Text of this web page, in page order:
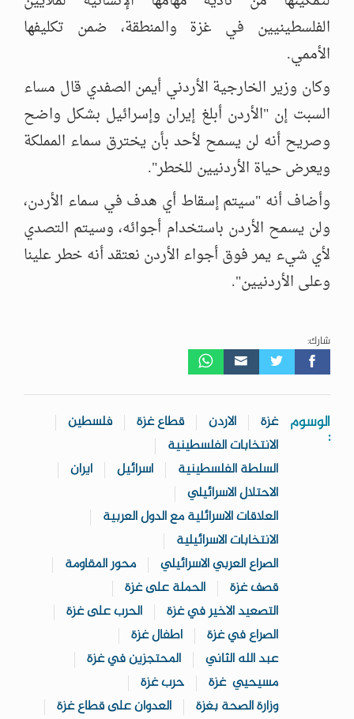
الفلسطينيين في غزة والمنطقة، ضمن تكليفها
الأممي.
وكان وزير الخارجية الأردني أيمن الصفدي قال مساء
السبت إن "الأردن أبلغ إيران وإسرائيل بشكل واضح
وصريح أنه لن يسمح لأحد بأن يخترق سماء المملكة
ويعرض حياة الأردنيين للخطر".
وأضاف أنه "سيتم إسقاط أي هدف في سماء الأردن،
ولن يسمح الأردن باستخدام أجوائه، وسيتم التصدي
لأي شيء يمر فوق أجواء الأردن نعتقد أنه خطر علينا
وعلى الأردنيين".
شارك:
الوسوم
:
غزة الاردن قطاع غزة
فلسطين
الانتخابات الفلسطينية
السلطة الفلسطينية
اسرائيل
ايران
الاحتلال الاسرائيلي
العلاقات الاسرائلية مع الدول العربية
الانتخابات الاسرائيلية
الصراع العربي الاسرائيلي
محور المقاومة
قصف غزة
الحملة على غزة
التصعيد الاخير في غزة
الحرب على غزة
الصراع في غزة
اطفال غزة
عبد الله الثاني
المحتجزين في غزة
مسيحيي غزة
حرب غزة
وزارة الصحة بغزة
العدوان على قطاع غزة